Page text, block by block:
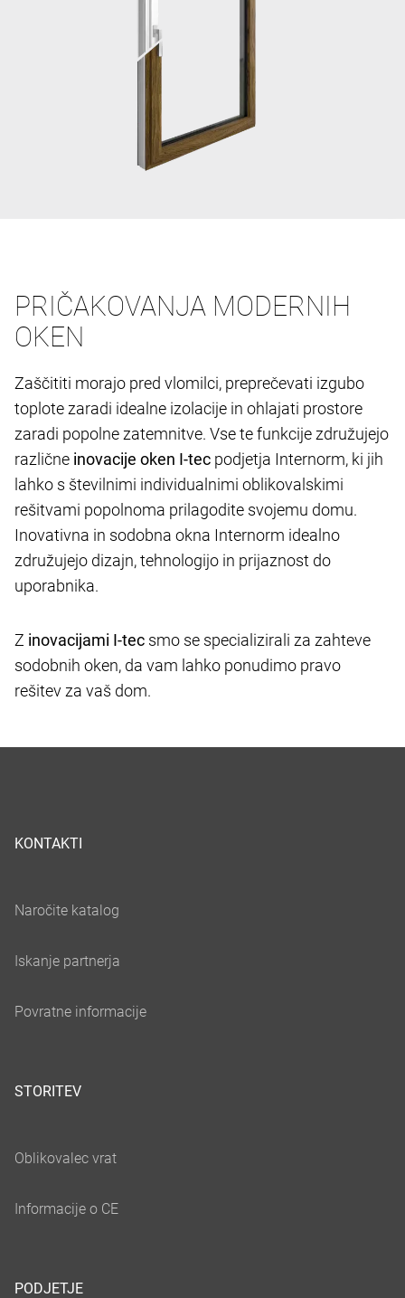
PRIČAKOVANJA MODERNIH
OKEN
Zaščititi morajo pred vlomilci, preprečevati izgubo
toplote zaradi idealne izolacije in ohlajati prostore
zaradi popolne zatemnitve. Vse te funkcije združujejo
različne inovacije oken I-tec podjetja Internorm, ki jih
lahko s številnimi individualnimi oblikovalskimi
rešitvami popolnoma prilagodite svojemu domu.
Inovativna in sodobna okna Internorm idealno
združujejo dizajn, tehnologijo in prijaznost do
uporabnika.
Z inovacijami I-tec smo se specializirali za zahteve
sodobnih oken, da vam lahko ponudimo pravo
rešitev za vaš dom.
KONTAKTI
STORITEV
PODJETJE